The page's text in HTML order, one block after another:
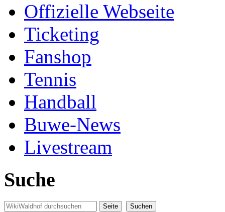
Offizielle Webseite
Ticketing
Fanshop
Tennis
Handball
Buwe-News
Livestream
Suche